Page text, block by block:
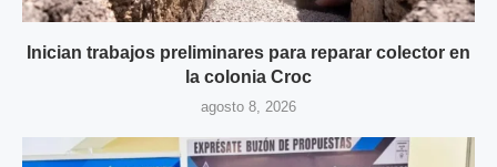
Inician trabajos preliminares para reparar colector en
la colonia Croc
agosto 8, 2026